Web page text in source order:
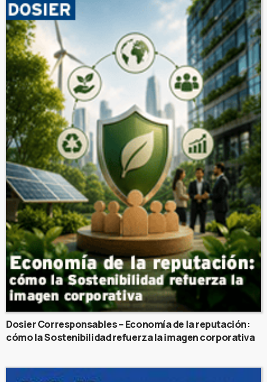
Dosier Corresponsables – Economía de la reputación:
cómo la Sostenibilidad refuerza la imagen corporativa